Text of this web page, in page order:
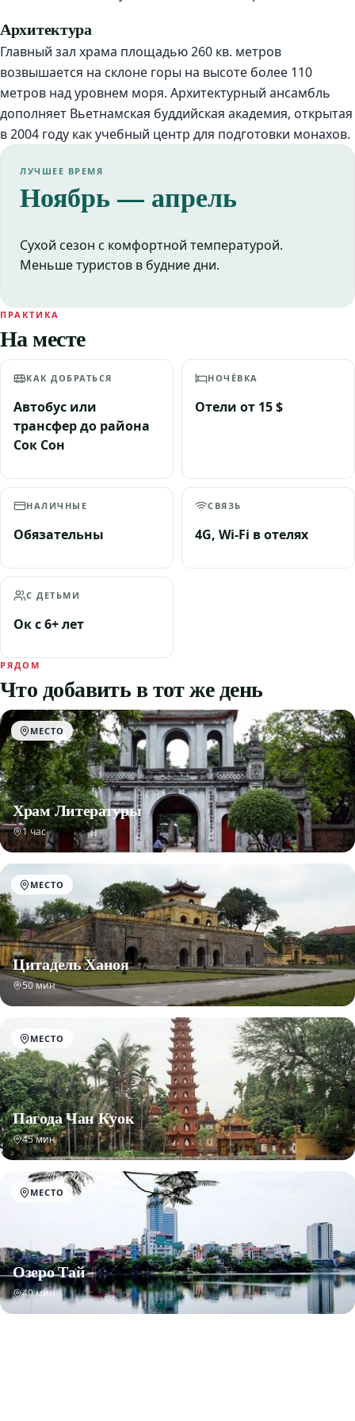
Архитектура
Главный зал храма площадью 260 кв. метров
возвышается на склоне горы на высоте более 110
метров над уровнем моря. Архитектурный ансамбль
дополняет Вьетнамская буддийская академия, открытая
в 2004 году как учебный центр для подготовки монахов.
ЛУЧШЕЕ ВРЕМЯ
Ноябрь — апрель
Сухой сезон с комфортной температурой.
Меньше туристов в будние дни.
ПРАКТИКА
На месте
КАК ДОБРАТЬСЯ
Автобус или
трансфер до района
Сок Сон
НОЧЁВКА
Отели от 15 $
НАЛИЧНЫЕ
Обязательны
СВЯЗЬ
4G, Wi-Fi в отелях
С ДЕТЬМИ
Ок с 6+ лет
РЯДОМ
Что добавить в тот же день
МЕСТО
Храм Литературы
1 час
МЕСТО
Цитадель Ханоя
50 мин
МЕСТО
Пагода Чан Куок
45 мин
МЕСТО
Озеро Тай
40 мин